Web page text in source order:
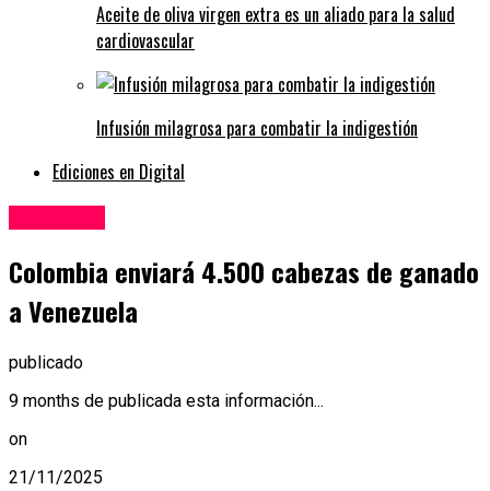
Aceite de oliva virgen extra es un aliado para la salud
cardiovascular
Infusión milagrosa para combatir la indigestión
Ediciones en Digital
Colombia enviará 4.500 cabezas de ganado
a Venezuela
publicado
9 months de publicada esta información...
on
21/11/2025